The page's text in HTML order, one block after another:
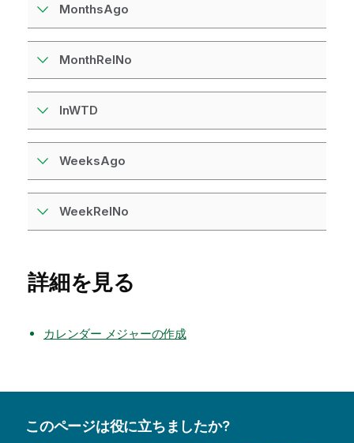
MonthsAgo
MonthRelNo
InWTD
WeeksAgo
WeekRelNo
詳細を見る
カレンダー メジャーの作成
このページは役に立ちましたか?